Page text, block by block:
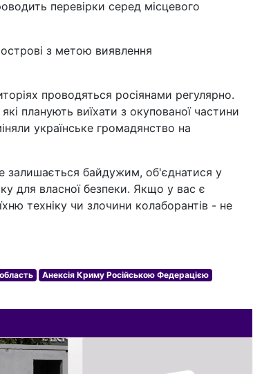
перевірки серед місцевого
з метою виявлення
проводяться росіянами регулярно.
планують виїхати з окупованої частини
українське громадянство на
залишається байдужим, об'єднатися у
для власної безпеки. Якщо у вас є
техніку чи злочини колаборантів - не
Анексія Криму Російською Федерацією